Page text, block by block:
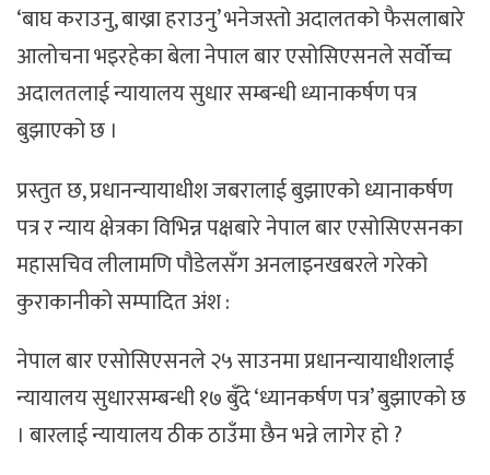
‘बाघ कराउनु, बाख्रा हराउनु’ भनेजस्तो अदालतको फैसलाबारे
आलोचना भइरहेका बेला नेपाल बार एसोसिएसनले सर्वोच्च
अदालतलाई न्यायालय सुधार सम्बन्धी ध्यानाकर्षण पत्र
बुझाएको छ ।
प्रस्तुत छ, प्रधानन्यायाधीश जबरालाई बुझाएको ध्यानाकर्षण
पत्र र न्याय क्षेत्रका विभिन्न पक्षबारे नेपाल बार एसोसिएसनका
महासचिव लीलामणि पौडेलसँग अनलाइनखबरले गरेको
कुराकानीको सम्पादित अंश :
नेपाल बार एसोसिएसनले २५ साउनमा प्रधानन्यायाधीशलाई
न्यायालय सुधारसम्बन्धी १७ बुँदे ‘ध्यानकर्षण पत्र’ बुझाएको छ
। बारलाई न्यायालय ठीक ठाउँमा छैन भन्ने लागेर हो ?